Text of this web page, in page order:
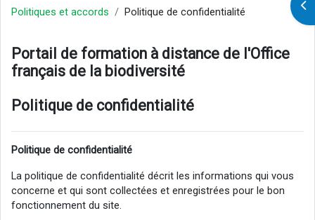
Politiques et accords Politique de confidentialité
Portail de formation à distance de l'Office
français de la biodiversité
Politique de confidentialité
Politique de confidentialité
La politique de confidentialité décrit les informations qui vous
concerne et qui sont collectées et enregistrées pour le bon
fonctionnement du site.